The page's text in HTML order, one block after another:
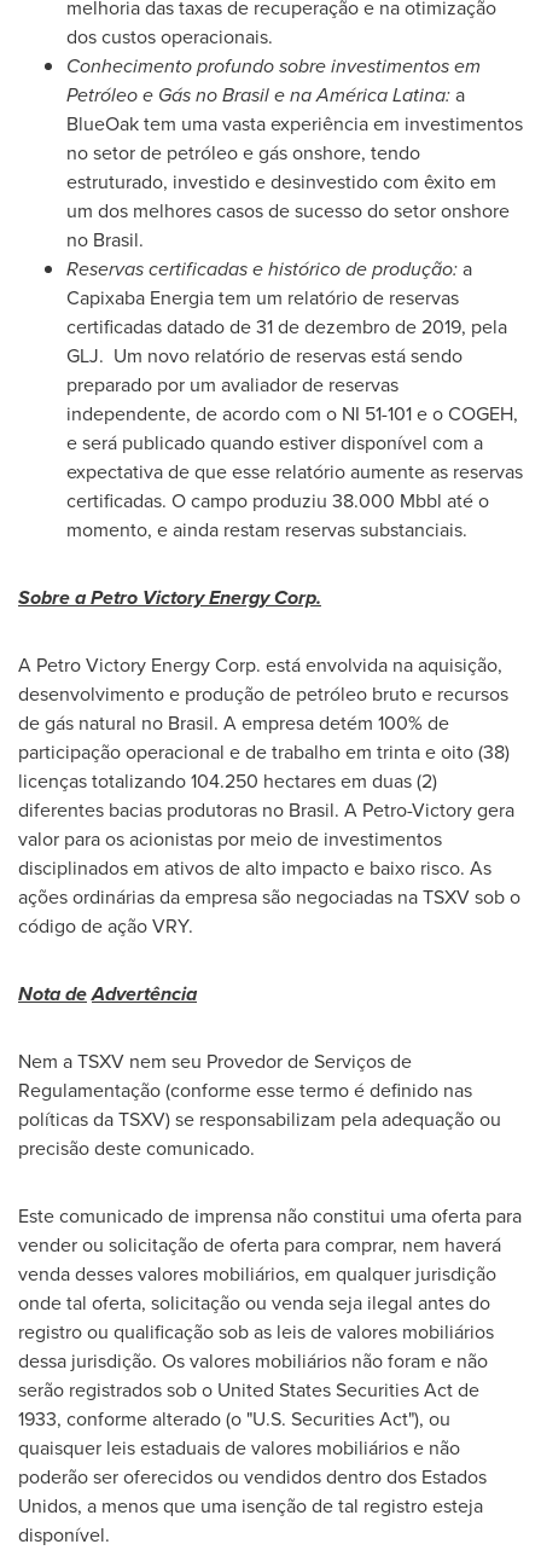
melhoria das taxas de recuperação e na otimização
dos custos operacionais.
Conhecimento profundo sobre investimentos em
Petróleo e Gás no Brasil e na América Latina:a
BlueOak tem uma vasta experiência em investimentos
no setor de petróleo e gás onshore, tendo
estruturado, investido e desinvestido com êxito em
um dos melhores casos de sucesso do setor onshore
no Brasil.
Reservas certificadas e histórico de produção:a
Capixaba Energia tem um relatório de reservas
certificadas datado de 31 de dezembro de 2019, pela
GLJ. Um novo relatório de reservas está sendo
preparado por um avaliador de reservas
independente, de acordo com o NI 51-101 e o COGEH,
e será publicado quando estiver disponível com a
expectativa de que esse relatório aumente as reservas
certificadas. O campo produziu 38.000 Mbbl até o
momento, e ainda restam reservas substanciais.
Sobre a Petro Victory Energy Corp.
A Petro Victory Energy Corp. está envolvida na aquisição,
desenvolvimento e produção de petróleo bruto e recursos
de gás natural no Brasil. A empresa detém 100% de
participação operacional e de trabalho em trinta e oito (38)
licenças totalizando 104.250 hectares em duas (2)
diferentes bacias produtoras no Brasil. A Petro-Victory gera
valor para os acionistas por meio de investimentos
disciplinados em ativos de alto impacto e baixo risco. As
ações ordinárias da empresa são negociadas na TSXV sob o
código de ação VRY.
Nota deAdvertência
Nem a TSXV nem seu Provedor de Serviços de
Regulamentação (conforme esse termo é definido nas
políticas da TSXV) se responsabilizam pela adequação ou
precisão deste comunicado.
Este comunicado de imprensa não constitui uma oferta para
vender ou solicitação de oferta para comprar, nem haverá
venda desses valores mobiliários, em qualquer jurisdição
onde tal oferta, solicitação ou venda seja ilegal antes do
registro ou qualificação sob as leis de valores mobiliários
dessa jurisdição. Os valores mobiliários não foram e não
serão registrados sob o United States Securities Act de
1933, conforme alterado (o "U.S. Securities Act"), ou
quaisquer leis estaduais de valores mobiliários e não
poderão ser oferecidos ou vendidos dentro dos Estados
Unidos, a menos que uma isenção de tal registro esteja
disponível.